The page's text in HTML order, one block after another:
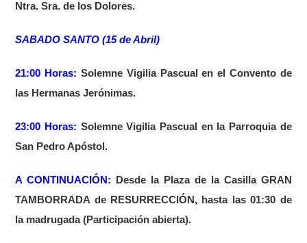
Ntra. Sra. de los Dolores.
SABADO SANTO (15 de Abril)
21:00 Horas: Solemne Vigilia Pascual en el Convento de
las Hermanas Jerónimas.
23:00 Horas: Solemne Vigilia Pascual en la Parroquia de
San Pedro Apóstol.
A CONTINUACIÓN:
Desde la Plaza de la Casilla GRAN
TAMBORRADA de RESURRECCIÓN, hasta las 01:30 de
la madrugada (Participación abierta).